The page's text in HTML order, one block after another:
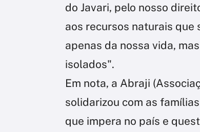
do Javari, pelo nosso
aos recursos naturais que
apenas da nossa vida,
isolados".
Em nota, a Abraji
solidarizou com as
que impera no país e